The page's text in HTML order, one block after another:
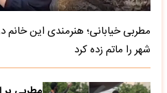
مطربی خیابانی؛ هنرمندی این خانم
شهر را ماتم زده کرد